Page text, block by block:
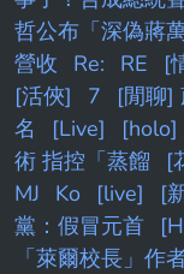
哲公布「深偽蔣
營收
Re: RE
[
[活俠]
7
[閒聊]
名
[Live] [holo]
術 指控「蒸餾
[
MJ
Ko [live]
[
黨：假冒元首
「萊爾校長」作